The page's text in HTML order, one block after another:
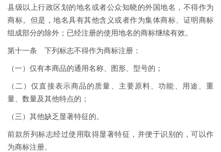
县级以上行政区划的地名或者公众知晓的外国地名，不得作为
商标。但是，地名具有其他含义或者作为集体商标、证明商标
组成部分的除外；已经注册的使用地名的商标继续有效。
第十一条 下列标志不得作为商标注册：
（一）仅有本商品的通用名称、图形、型号的；
（二）仅直接表示商品的质量、主要原料、功能、用途、重
量、数量及其他特点的；
（三）其他缺乏显著特征的。
前款所列标志经过使用取得显著特征，并便于识别的，可以作
为商标注册。